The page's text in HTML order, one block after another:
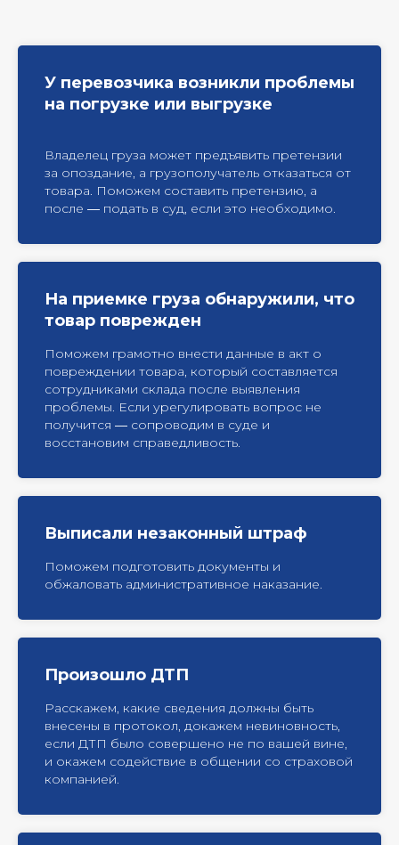
У перевозчика возникли проблемы
на погрузке или выгрузке
Владелец груза может предъявить претензии
за опоздание, а грузополучатель отказаться от
товара. Поможем составить претензию, а
после ― подать в суд, если это необходимо.
На приемке груза обнаружили, что
товар поврежден
Поможем грамотно внести данные в акт о
повреждении товара, который составляется
сотрудниками склада после выявления
проблемы. Если урегулировать вопрос не
получится ― сопроводим в суде и
восстановим справедливость.
Выписали незаконный штраф
Поможем подготовить документы и
обжаловать административное наказание.
Произошло ДТП
Расскажем, какие сведения должны быть
внесены в протокол, докажем невиновность,
если ДТП было совершено не по вашей вине,
и окажем содействие в общении со страховой
компанией.